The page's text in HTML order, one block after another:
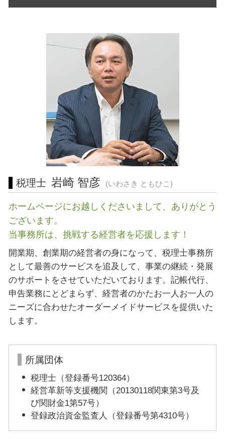
税金 対策
税金 時効
経営 計画 作り方
事業再生 コンサル
中小企業 資金繰り
宅地建物取引業 免許
飲食店 許認可
経営相談 相模原市 相談
経営相談 静岡県 税理士 相談
会社設立 東京都 税理士 相談
経営相談 川崎市 税理士 相談
起業支援 三重県 相談
税務相談 横浜市 税理士
税務相談 三重県 税理士
税務相談 岐阜県 相談
経営相談 藤沢市 相談
起業支援 藤沢市 税理士 相談
税務相談 藤沢市 相談
税理士 岩崎 智彦 (いわさき ともひこ)
ホームページにお越しくださいまして、ありがとう
ございます。
当事務所は、挑戦する経営者を応援します！
開業期、創業期の経営者の身になって、税理士事務所
として最善のサービスを追及して、事業の継続・発展
のサポートをさせていただいております。記帳代行、
申告業務にとどまらず、経営者のかたお一人お一人の
ニーズに合わせたオーダーメイドサービスを提供いた
します。
所属団体
税理士（登録番号120364）
経営革新等支援機関（20130118関東第3号及
び関財金1第57号）
登録政治資金監査人（登録番号第4310号）